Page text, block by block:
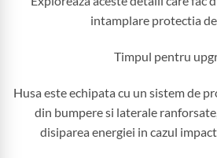
intamplare protectia
Timpul pentru
Husa este echipata cu un sistem de
din bumpere si laterale
disiparea energiei in cazul